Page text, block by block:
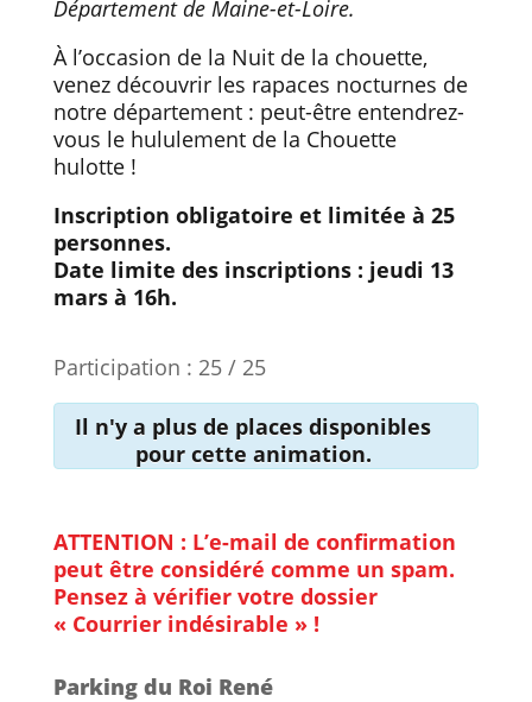
Département de Maine-et-Loire.
À l’occasion de la Nuit de la chouette,
venez découvrir les rapaces nocturnes de
notre département : peut-être entendrez-
vous le hululement de la Chouette
hulotte !
Inscription obligatoire et limitée à 25
personnes.
Date limite des inscriptions : jeudi 13
mars à 16h.
Participation : 25 / 25
Il n'y a plus de places disponibles
pour cette animation.
ATTENTION : L’e-mail de confirmation
peut être considéré comme un spam.
Pensez à vérifier votre dossier
« Courrier indésirable » !
Parking du Roi René